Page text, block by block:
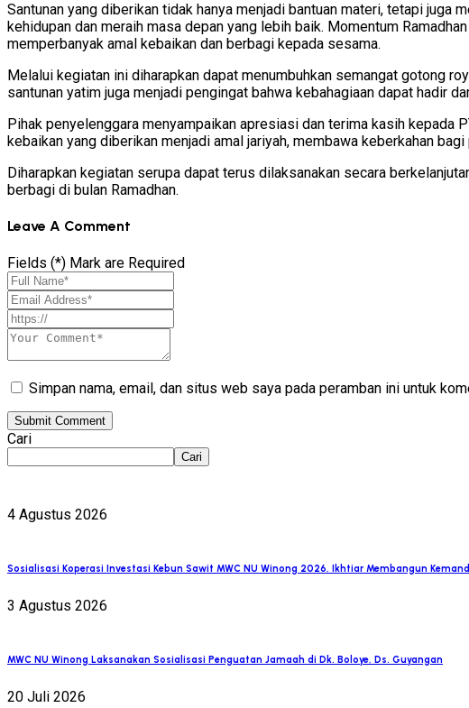
Santunan yang diberikan tidak hanya menjadi bantuan materi, tetapi juga
kehidupan dan meraih masa depan yang lebih baik. Momentum
memperbanyak amal kebaikan dan berbagi kepada sesama.
Melalui kegiatan ini diharapkan dapat menumbuhkan semangat gotong
santunan yatim juga menjadi pengingat bahwa kebahagiaan dapat hadir
Pihak penyelenggara menyampaikan apresiasi dan terima kasih
kebaikan yang diberikan menjadi amal jariyah, membawa keberkahan
Diharapkan kegiatan serupa dapat terus dilaksanakan secara
berbagi di bulan Ramadhan.
Leave A Comment
Fields (*) Mark are Required
Simpan nama, email, dan situs web saya pada peramban ini untuk
Submit Comment
Cari
Cari
4 Agustus 2026
Sosialisasi Koperasi Investasi Kebun Sawit MWC NU Winong 2026, Ikhtiar Membangun
3 Agustus 2026
MWC NU Winong Laksanakan Sosialisasi Penguatan Jamaah di Dk. Boloye, Ds. Guyangan
20 Juli 2026